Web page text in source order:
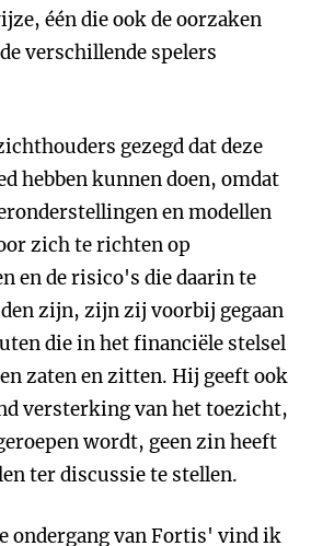
één die ook de oorzaken
verschillende spelers
gezegd dat deze
hebben kunnen doen, omdat
en modellen
zich te richten op
en de risico's die daarin te
zijn, zijn zij voorbij gegaan
die in het financiële stelsel
zaten en zitten. Hij geeft ook
versterking van het toezicht,
wordt, geen zin heeft
ter discussie te stellen.
ondergang van Fortis' vind ik